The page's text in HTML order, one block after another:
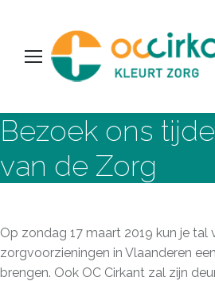
Bezoek ons
van de Zorg
Op zondag 17 maart 2019 kun je tal
zorgvoorzieningen in Vlaanderen
brengen. Ook OC Cirkant zal zijn